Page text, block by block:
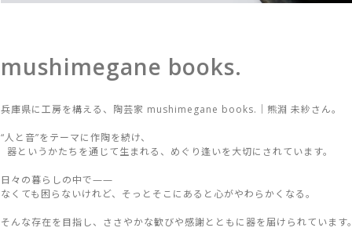
mushimegane books.
兵庫県に工房を構える、陶芸家 mushimegane books.｜熊淵 未紗さん。
“人と音”をテーマに作陶を続け、
器というかたちを通じて生まれる、めぐり逢いを大切にされています。
日々の暮らしの中で——
なくても困らないけれど、そっとそこにあると心がやわらかくなる。
そんな存在を目指し、ささやかな歓びや感謝とともに器を届けられています。